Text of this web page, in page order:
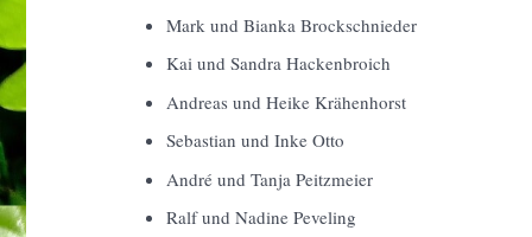
Mark und Bianka Brockschnieder
Kai und Sandra Hackenbroich
Andreas und Heike Krähenhorst
Sebastian und Inke Otto
André und Tanja Peitzmeier
Ralf und Nadine Peveling